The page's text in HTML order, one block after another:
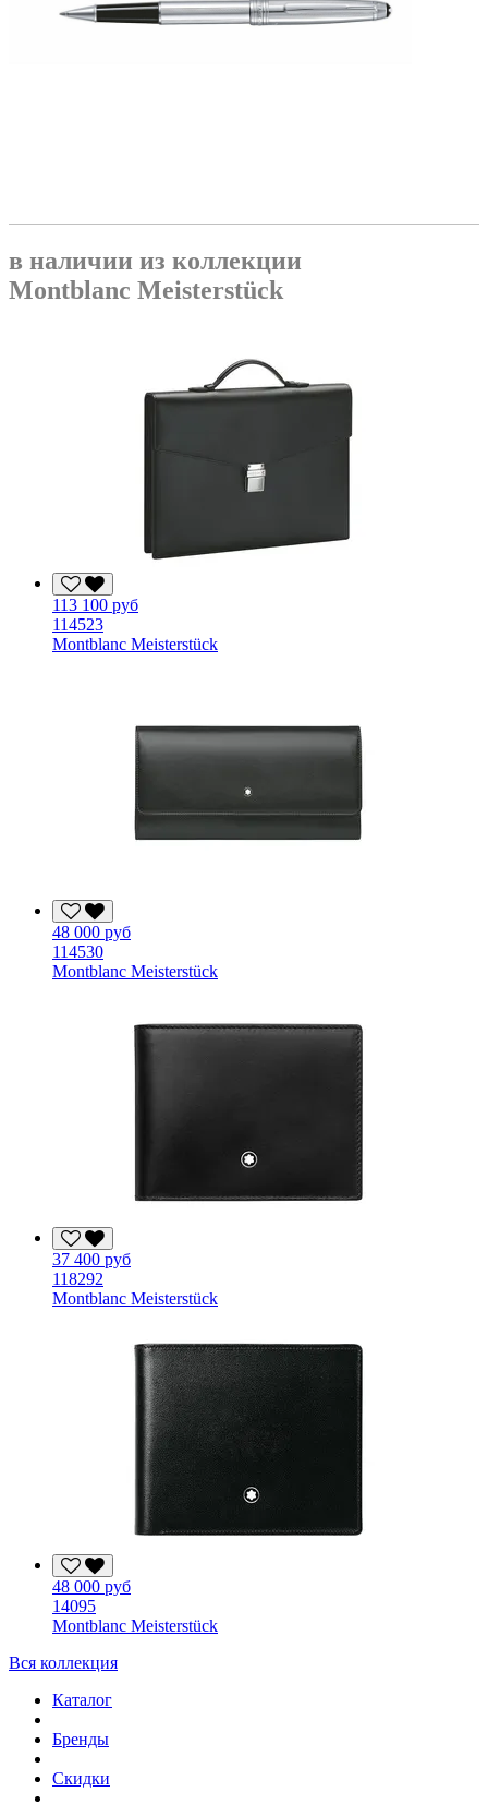
в наличии из коллекции
Montblanc Meisterstück
113 100 руб
114523
Montblanc Meisterstück
48 000 руб
114530
Montblanc Meisterstück
37 400 руб
118292
Montblanc Meisterstück
48 000 руб
14095
Montblanc Meisterstück
Вся коллекция
Каталог
Бренды
Скидки